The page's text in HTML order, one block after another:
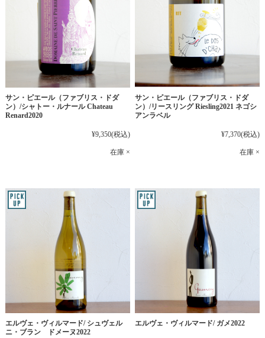
サン・ピエール（ファブリス・ドダ
ン）/シャトー・ルナール Chateau
Renard2020
¥9,350(税込)
在庫 ×
サン・ピエール（ファブリス・ドダ
ン）/リースリング Riesling2021 ネゴシ
アンラベル
¥7,370(税込)
在庫 ×
エルヴェ・ヴィルマード/ シュヴェル
ニ・ブラン ドメーヌ2022
エルヴェ・ヴィルマード/ ガメ2022